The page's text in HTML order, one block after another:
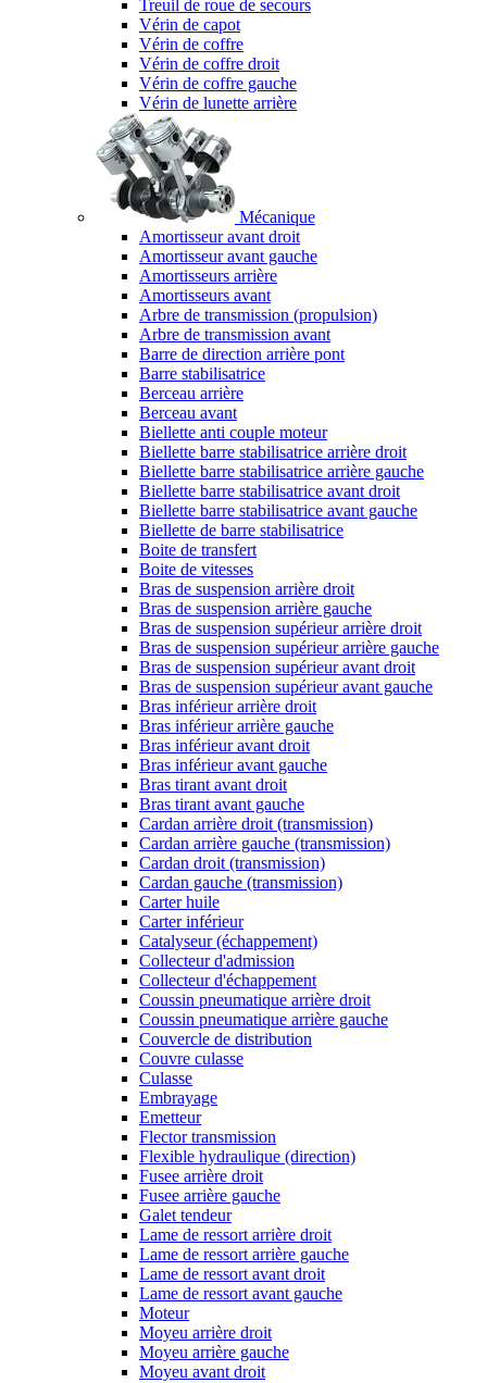
Treuil de roue de secours
Vérin de capot
Vérin de coffre
Vérin de coffre droit
Vérin de coffre gauche
Vérin de lunette arrière
Mécanique
Amortisseur avant droit
Amortisseur avant gauche
Amortisseurs arrière
Amortisseurs avant
Arbre de transmission (propulsion)
Arbre de transmission avant
Barre de direction arrière pont
Barre stabilisatrice
Berceau arrière
Berceau avant
Biellette anti couple moteur
Biellette barre stabilisatrice arrière droit
Biellette barre stabilisatrice arrière gauche
Biellette barre stabilisatrice avant droit
Biellette barre stabilisatrice avant gauche
Biellette de barre stabilisatrice
Boite de transfert
Boite de vitesses
Bras de suspension arrière droit
Bras de suspension arrière gauche
Bras de suspension supérieur arrière droit
Bras de suspension supérieur arrière gauche
Bras de suspension supérieur avant droit
Bras de suspension supérieur avant gauche
Bras inférieur arrière droit
Bras inférieur arrière gauche
Bras inférieur avant droit
Bras inférieur avant gauche
Bras tirant avant droit
Bras tirant avant gauche
Cardan arrière droit (transmission)
Cardan arrière gauche (transmission)
Cardan droit (transmission)
Cardan gauche (transmission)
Carter huile
Carter inférieur
Catalyseur (échappement)
Collecteur d'admission
Collecteur d'échappement
Coussin pneumatique arrière droit
Coussin pneumatique arrière gauche
Couvercle de distribution
Couvre culasse
Culasse
Embrayage
Emetteur
Flector transmission
Flexible hydraulique (direction)
Fusee arrière droit
Fusee arrière gauche
Galet tendeur
Lame de ressort arrière droit
Lame de ressort arrière gauche
Lame de ressort avant droit
Lame de ressort avant gauche
Moteur
Moyeu arrière droit
Moyeu arrière gauche
Moyeu avant droit